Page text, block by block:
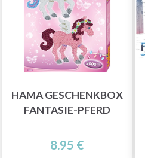
HAMA GESCHENKBOX
FANTASIE-PFERD
8.95 €